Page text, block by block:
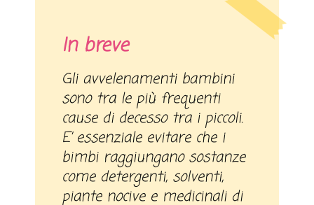
In breve
Gli avvelenamenti bambini
sono tra le più frequenti
cause di decesso tra i piccoli.
E’ essenziale evitare che i
bimbi raggiungano sostanze
come detergenti, solventi,
piante nocive e medicinali di